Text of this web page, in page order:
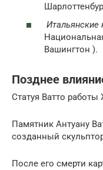
Вашингтон ).
Позднее
Статуя Ватто
Памятник Антуану
созданный
После его смерти